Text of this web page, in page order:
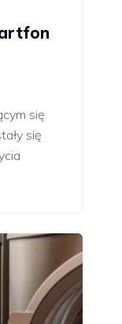
się
się